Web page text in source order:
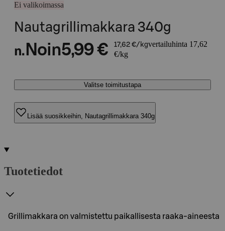
Ei valikoimassa
Nautagrillimakkara 340g
n. Noin5,99 € 17,62 €/kgvertailuhinta 17,62
€/kg
Valitse toimitustapa
Lisää suosikkeihin, Nautagrillimakkara 340g
Tuotetiedot
Grillimakkara on valmistettu paikallisesta raaka-aineesta